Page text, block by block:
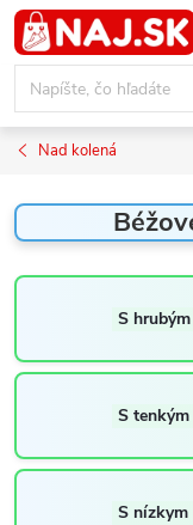
Prejsť
na
obsah
Nad kolená
S
S
S